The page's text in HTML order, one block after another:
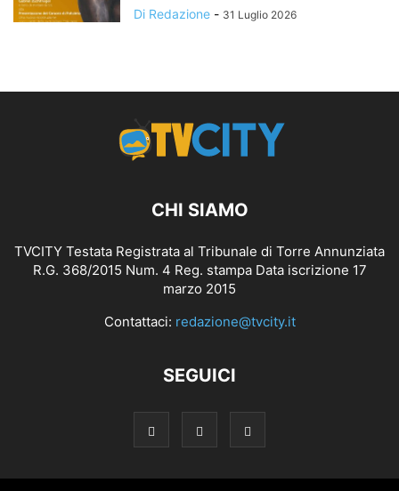
Di Redazione - 31 Luglio 2026
CHI SIAMO
TVCITY Testata Registrata al Tribunale di Torre Annunziata
R.G. 368/2015 Num. 4 Reg. stampa Data iscrizione 17
marzo 2015
Contattaci: redazione@tvcity.it
SEGUICI